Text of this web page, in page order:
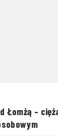
Łomżą –